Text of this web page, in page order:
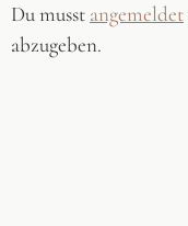
Du musst angemeldet
abzugeben.